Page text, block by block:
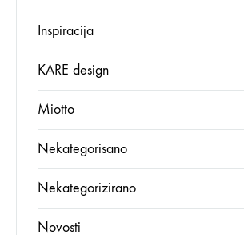
Inspiracija
KARE design
Miotto
Nekategorisano
Nekategorizirano
Novosti